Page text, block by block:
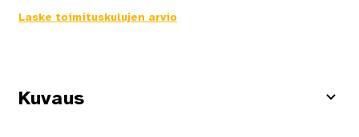
Laske toimituskulujen arvio
Kuvaus